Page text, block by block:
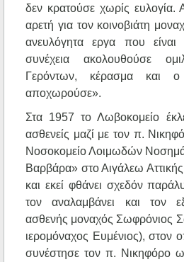
δεν κρατούσε χωρίς ευλογία.
αρετή για τον κοινοβιάτη
ανευλόγητα εργα που
συνέχεια ακολουθούσε
Γερόντων, κέρασμα και
αποχωρούσε».
Στα 1957 το Λωβοκομείο
ασθενείς μαζί με τον π.
Νοσοκομείο Λοιμωδών
Βαρβάρα» στο Αιγάλεω
και εκεί φθάνει σχεδόν
τον αναλαμβάνει και τον
ασθενής μοναχός Σωφρόνιος
ιερομόναχος Ευμένιος), στον
συνέστησε τον π. Νικηφόρο